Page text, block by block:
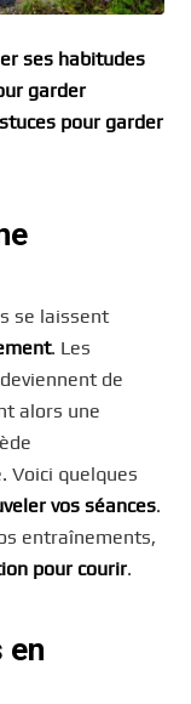
ses habitudes
garder
pour garder
se laissent
. Les
de
alors une
Voici quelques
vos séances.
entraînements,
pour courir.
en